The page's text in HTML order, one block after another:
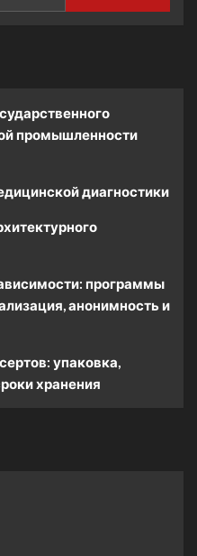
промышленности
диагностики
программы
анонимность и
упаковка,
хранения